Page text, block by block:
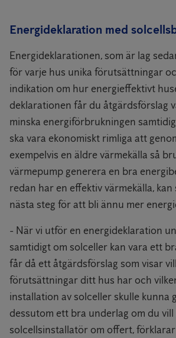
Energideklaration med
Energideklarationen, som är lag
för varje hus unika förutsättningar
indikation om hur energieffektivt
deklarationen får du åtgärdsförslag
minska energiförbrukningen
ska vara ekonomiskt rimliga att
exempelvis en äldre värmekälla så
värmepump generera en bra
redan har en effektiv värmekälla,
nästa steg för att bli ännu mer
- När vi utför en energideklaration
samtidigt om solceller kan vara ett
får då ett åtgärdsförslag som visar
förutsättningar ditt hus har och
installation av solceller skulle kunna
dessutom ett bra underlag om du vill
solcellsinstallatör om offert,